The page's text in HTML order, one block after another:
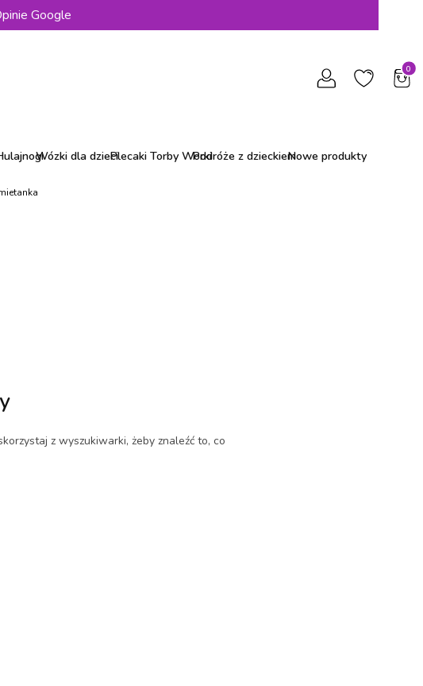
Google
Wózki dla dzieciPlecaki Torby WorkiPodróże z dzieckiemNowe produkty
z wyszukiwarki, żeby znaleźć to, co